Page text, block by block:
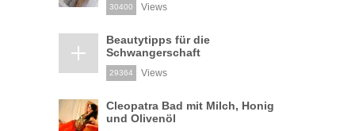
30400 Views
Beautytipps für die
Schwangerschaft
29364 Views
Cleopatra Bad mit Milch, Honig
und Olivenöl